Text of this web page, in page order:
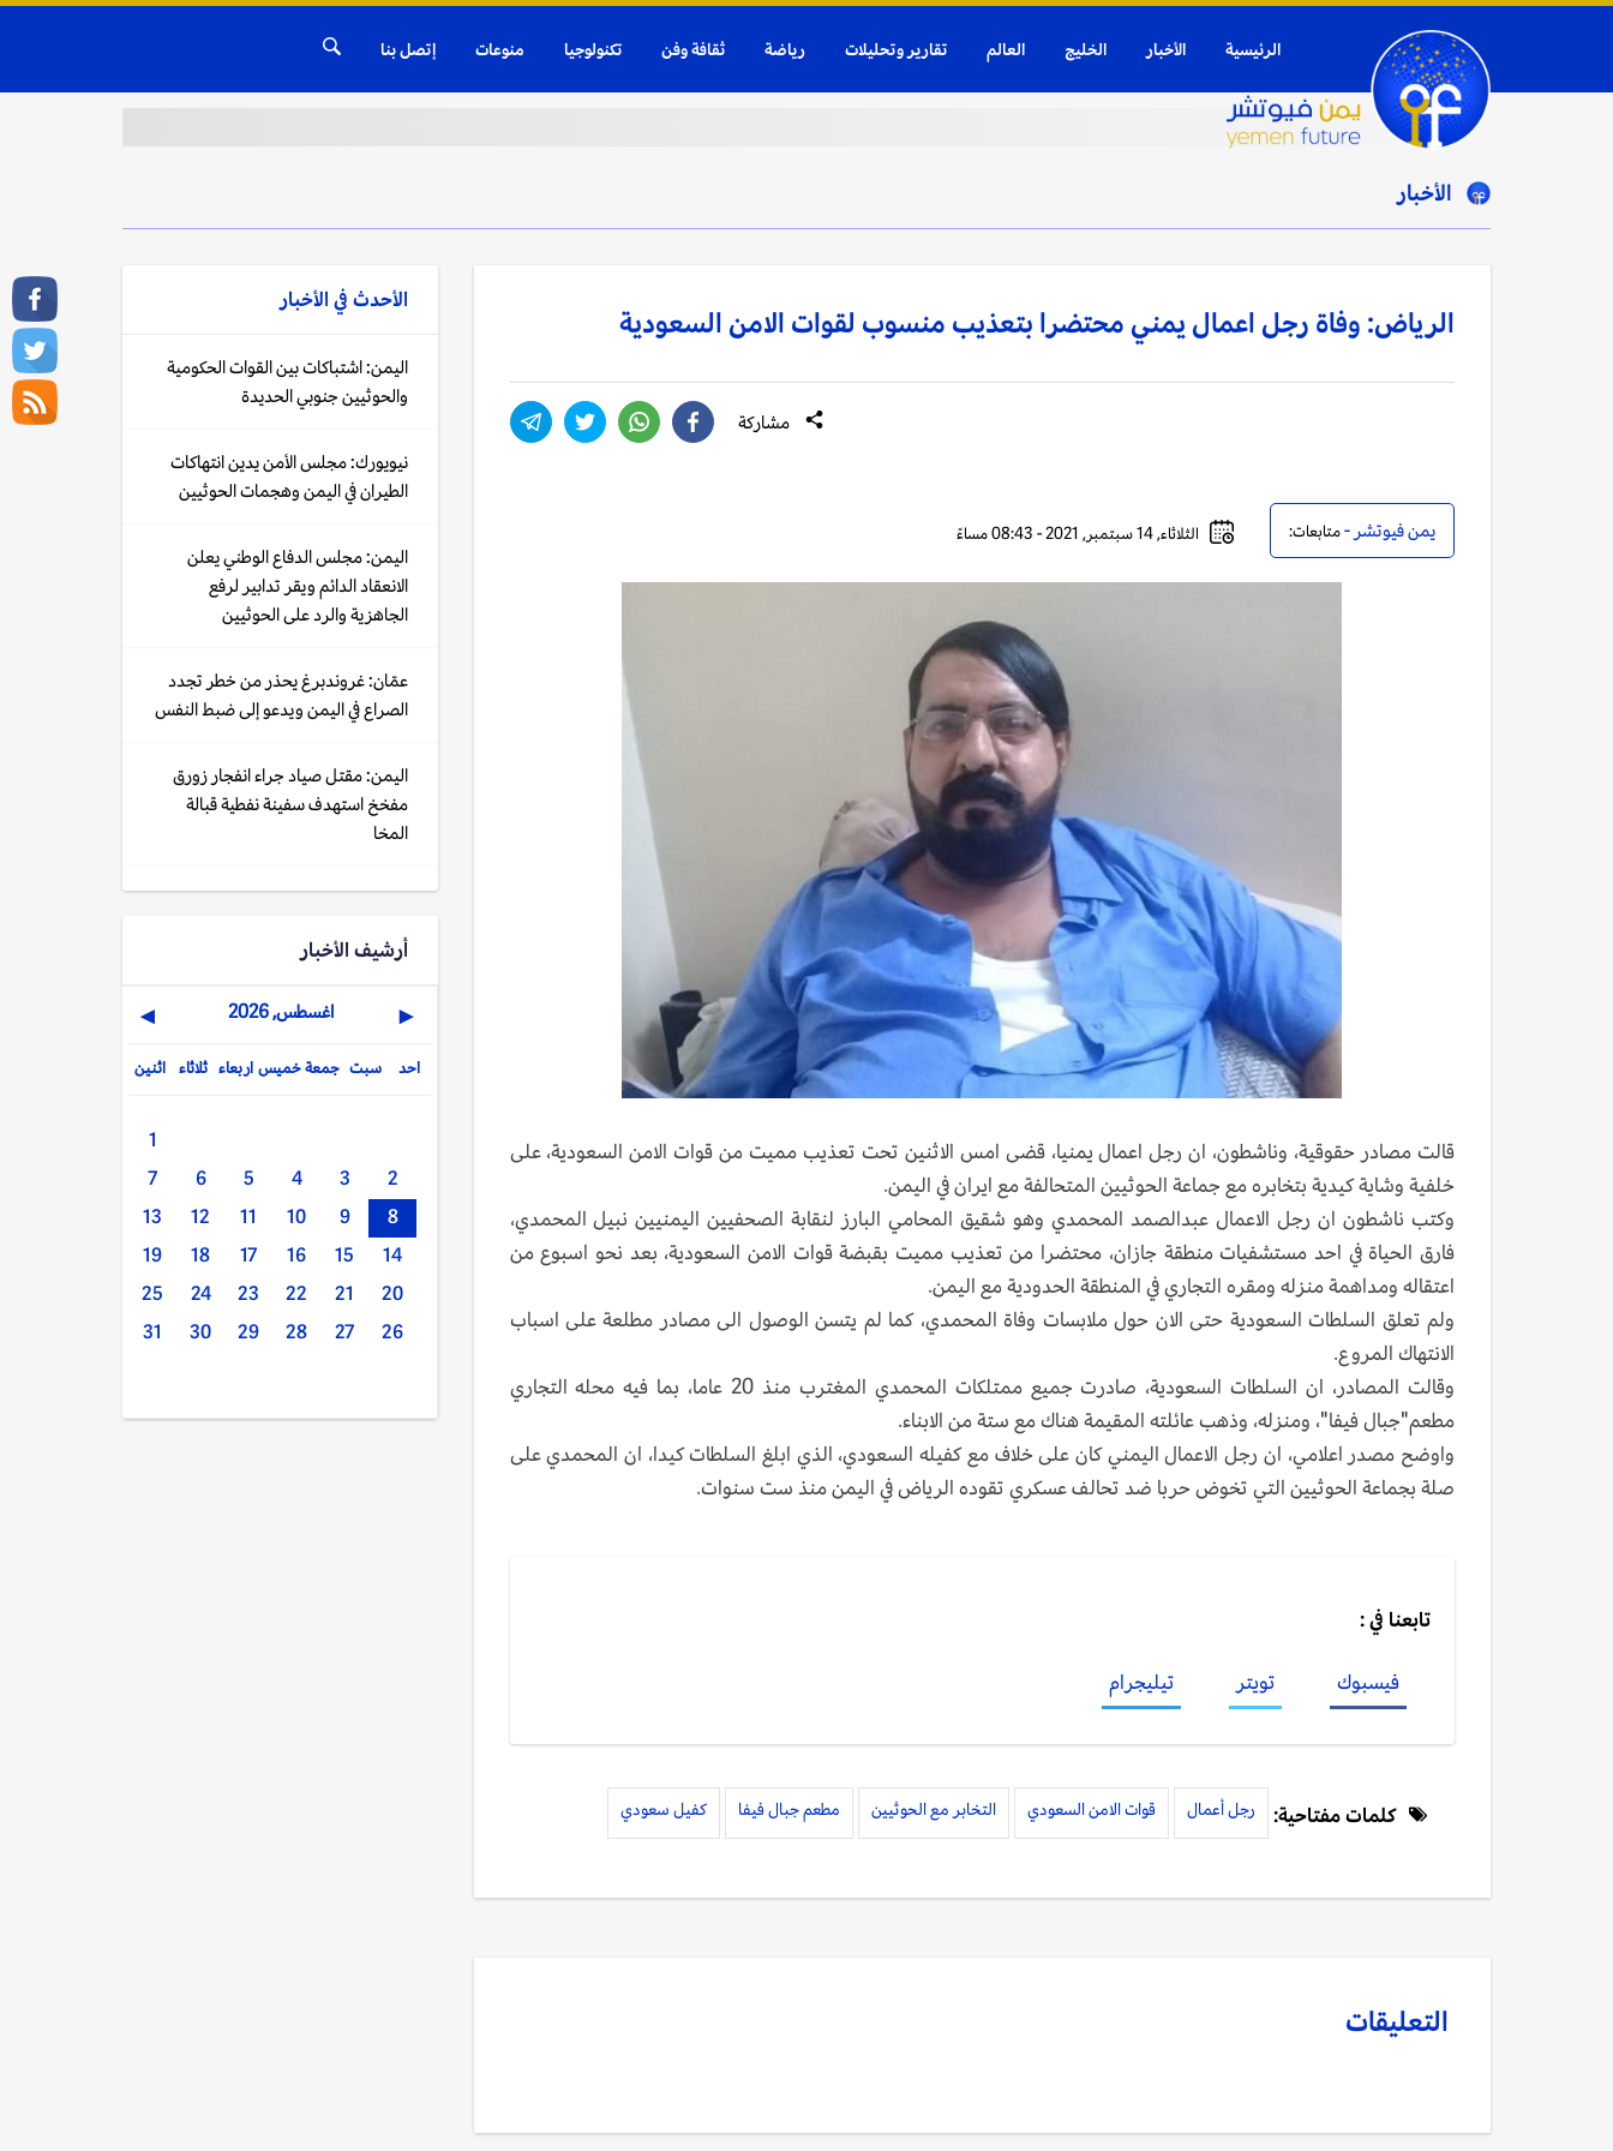
الرئيسية الأخبار الخليج العالم تقارير وتحليلات رياضة ثقافة وفن تكنولوجيا منوعات إتصل بنا
الأخبار
الرياض: وفاة رجل اعمال يمني محتضرا بتعذيب منسوب لقوات الامن السعودية
مشاركة
يمن فيوتشر -متابعات: الثلاثاء, 14 سبتمبر, 2021 - 08:43 مساءً
قالت مصادر حقوقية، وناشطون، ان رجل اعمال يمنيا، قضى امس الاثنين تحت تعذيب مميت من قوات الامن السعودية، على
خلفية وشاية كيدية بتخابره مع جماعة الحوثيين المتحالفة مع ايران في اليمن.
وكتب ناشطون ان رجل الاعمال عبدالصمد المحمدي وهو شقيق المحامي البارز لنقابة الصحفيين اليمنيين نبيل المحمدي،
فارق الحياة في احد مستشفيات منطقة جازان، محتضرا من تعذيب مميت بقبضة قوات الامن السعودية، بعد نحو اسبوع من
اعتقاله ومداهمة منزله ومقره التجاري في المنطقة الحدودية مع اليمن.
ولم تعلق السلطات السعودية حتى الان حول ملابسات وفاة المحمدي، كما لم يتسن الوصول الى مصادر مطلعة على اسباب
الانتهاك المروع.
وقالت المصادر، ان السلطات السعودية، صادرت جميع ممتلكات المحمدي المغترب منذ 20 عاما، بما فيه محله التجاري
مطعم"جبال فيفا"، ومنزله، وذهب عائلته المقيمة هناك مع ستة من الابناء.
واوضح مصدر اعلامي، ان رجل الاعمال اليمني كان على خلاف مع كفيله السعودي، الذي ابلغ السلطات كيدا، ان المحمدي على
صلة بجماعة الحوثيين التي تخوض حربا ضد تحالف عسكري تقوده الرياض في اليمن منذ ست سنوات.
تابعنا في :
فيسبوك تويتر تيليجرام
كلمات مفتاحية: رجل أعمال قوات الامن السعودي التخابر مع الحوثيين مطعم جبال فيفا كفيل سعودي
التعليقات
الأحدث في الأخبار
اليمن: اشتباكات بين القوات الحكومية
والحوثيين جنوبي الحديدة
نيويورك: مجلس الأمن يدين انتهاكات
الطيران في اليمن وهجمات الحوثيين
اليمن: مجلس الدفاع الوطني يعلن
الانعقاد الدائم ويقر تدابير لرفع
الجاهزية والرد على الحوثيين
عمّان: غروندبرغ يحذر من خطر تجدد
الصراع في اليمن ويدعو إلى ضبط النفس
اليمن: مقتل صياد جراء انفجار زورق
مفخخ استهدف سفينة نفطية قبالة
المخا
أرشيف الأخبار
◀ اغسطس, 2026 ▶
اثنين ثلاثاء اربعاء خميس جمعة سبت احد
1
2
3
4
5
6
7
8
9
10
11
12
13
14
15
16
17
18
19
20
21
22
23
24
25
26
27
28
29
30
31